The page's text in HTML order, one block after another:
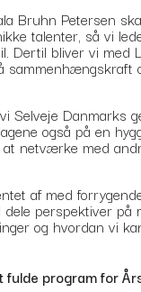
Bruhn Petersen
talenter, så vi
Dertil bliver vi med
sammenhængskraft
Selveje Danmarks
også på en
netværke med
af med
perspektiver på
og hvordan vi
fulde program for